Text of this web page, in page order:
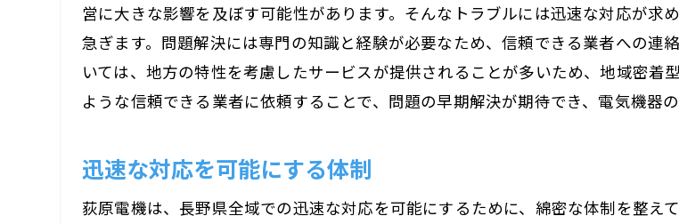
営に大きな影響を及ぼす可能性があります。そんなトラブルには迅速な対応が求
急ぎます。問題解決には専門の知識と経験が必要なため、信頼できる業者への連
いては、地方の特性を考慮したサービスが提供されることが多いため、地域密着
ような信頼できる業者に依頼することで、問題の早期解決が期待でき、電気機器
迅速な対応を可能にする体制
荻原電機は、長野県全域での迅速な対応を可能にするために、綿密な体制を整え